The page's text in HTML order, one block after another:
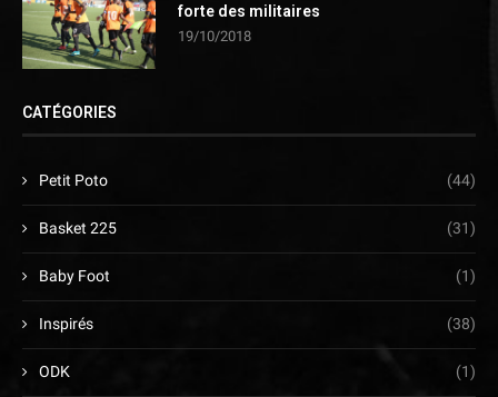
forte des militaires
19/10/2018
CATÉGORIES
Petit Poto (44)
Basket 225 (31)
Baby Foot (1)
Inspirés (38)
ODK (1)